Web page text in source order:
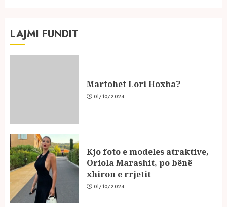
LAJMI FUNDIT
Martohet Lori Hoxha?
01/10/2024
Kjo foto e modeles atraktive,
Oriola Marashit, po bënë
xhiron e rrjetit
01/10/2024